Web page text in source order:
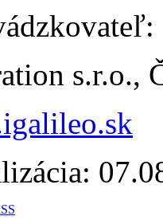
s.r.o.,